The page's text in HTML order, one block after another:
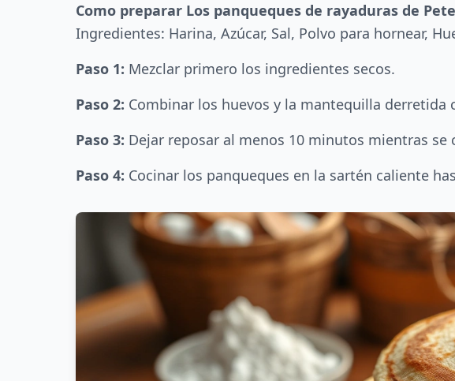
Como preparar Los panqueques de rayaduras de Pete
Ingredientes: Harina, Azúcar, Sal, Polvo para hornear,
Paso 1: Mezclar primero los ingredientes secos.
Paso 2: Combinar los huevos y la mantequilla
Paso 3: Dejar reposar al menos 10 minutos mientras se
Paso 4: Cocinar los panqueques en la sartén caliente